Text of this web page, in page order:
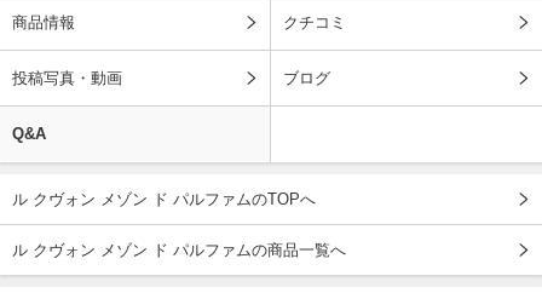
商品情報 クチコミ
投稿写真・動画 ブログ
Q&A
ル クヴォン メゾン ド パルファムのTOPへ
ル クヴォン メゾン ド パルファムの商品一覧へ